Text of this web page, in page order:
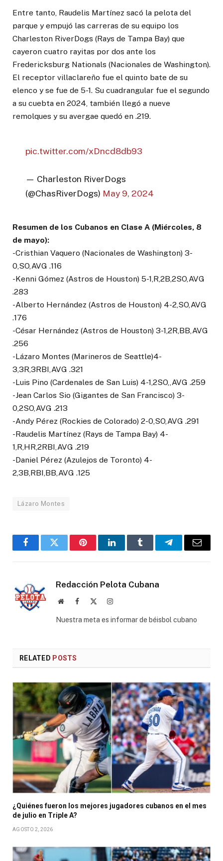
Entre tanto, Raudelis Martínez sacó la pelota del
parque y empujó las carreras de su equipo los
Charleston RiverDogs (Rays de Tampa Bay) que
cayeron cuatro rayitas por dos ante los
Fredericksburg Nationals (Nacionales de Washington).
El receptor villaclareño fue el quinto bate de su
elenco y se fue de 5-1. Su cuadrangular fue el segundo
a su cuebta en 2024, también llegó a nueve
remolques y su avergae quedó en .219.
pic.twitter.com/xDncd8db93
— Charleston RiverDogs
(@ChasRiverDogs) May 9, 2024
Resumen de los Cubanos en Clase A (Miércoles, 8
de mayo):
-Cristhian Vaquero (Nacionales de Washington) 3-
0,SO,AVG .116
-Kenni Gómez (Astros de Houston) 5-1,R,2B,2SO,AVG
.283
-Alberto Hernández (Astros de Houston) 4-2,SO,AVG
.176
-César Hernández (Astros de Houston) 3-1,2R,BB,AVG
.256
-Lázaro Montes (Marineros de Seattle)4-
3,3R,3RBI,AVG .321
-Luis Pino (Cardenales de San Luis) 4-1,2SO,,AVG .259
-Jean Carlos Sio (Gigantes de San Francisco) 3-
0,2SO,AVG .213
-Andy Pérez (Rockies de Colorado) 2-0,SO,AVG .291
-Raudelis Martínez (Rays de Tampa Bay) 4-
1,R,HR,2RBI,AVG .219
-Daniel Pérez (Azulejos de Toronto) 4-
2,3B,RBI,BB,AVG .125
Lázaro Montes
FacebookTwitter PinterestLinkedInTumblr TelegramEmail
Redacción Pelota Cubana
WebsiteFacebook Instagram
Nuestra meta es informar de béisbol cubano
RELATED POSTS
¿Quiénes fueron los mejores jugadores cubanos en el mes
de julio en Triple A?
AGOSTO 2, 2026